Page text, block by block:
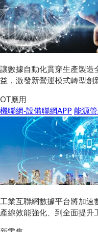
讓數據自動化貫穿生產製
益，激發新營運模式轉型創
OT應用
機聯網-設備聯網APP 能源
工業互聯網數據平台將加速
產線效能強化、到全面提升